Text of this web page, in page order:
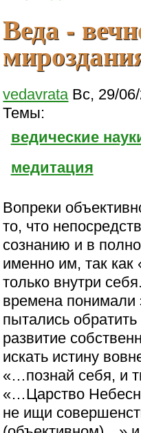
Веда -
vedavrata Вс, 29/
Темы:
ведические
медитация
Вопреки
то, что
сознанию и в
именно им, так
только внутри
времена понимали
пытались
развитие
искать истину
«…познай себя, и
«…Царство
не ищи